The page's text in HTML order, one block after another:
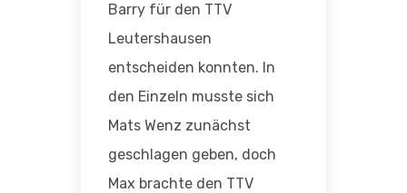
Barry für den TTV
Leutershausen
entscheiden konnten. In
den Einzeln musste sich
Mats Wenz zunächst
geschlagen geben, doch
Max brachte den TTV